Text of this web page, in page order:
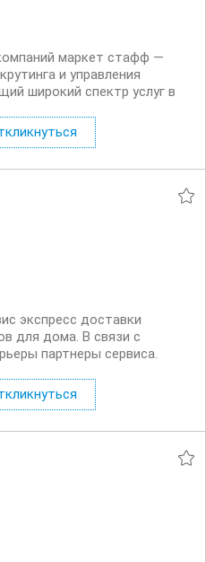
маркет стафф —
и управления
широкий спектр услуг в
помогаем им находить
команды, способные...
экспресс доставки
для дома. В связи с
партнеры сервиса.
доход без штрафов.
...